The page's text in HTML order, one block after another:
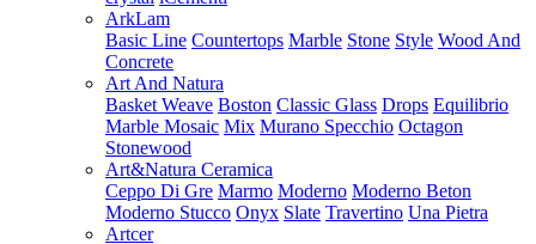
ArkLam
Basic Line Countertops Marble Stone Style Wood And
Concrete
Art And Natura
Basket Weave Boston Classic Glass Drops Equilibrio
Marble Mosaic Mix Murano Specchio Octagon
Stonewood
Art&Natura Ceramica
Ceppo Di Gre Marmo Moderno Moderno Beton
Moderno Stucco Onyx Slate Travertino Una Pietra
Artcer